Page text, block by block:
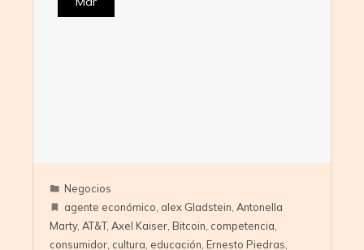
Negocios
agente económico alex Gladstein Antonella
Marty, AT&T, Axel Kaiser Bitcoin competencia
consumidor cultura educación Ernesto Piedras